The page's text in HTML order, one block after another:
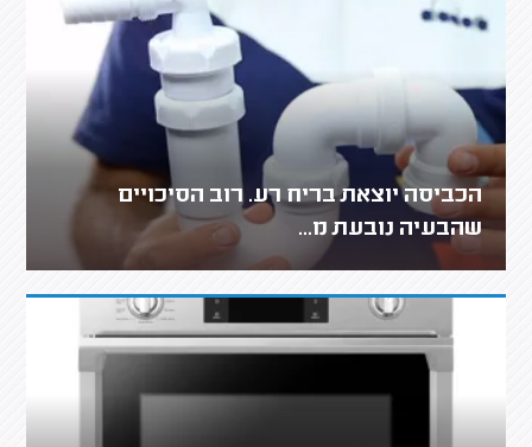
הכביסה יוצאת בריח רע. רוב הסיכויים
שהבעיה נובעת מ...